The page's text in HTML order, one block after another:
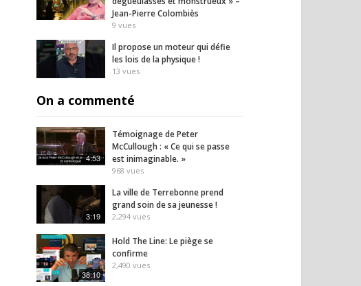
Jean-Pierre Colombiès
9 vues
Il propose un moteur qui défie
les lois de la physique !
13 vues
On a commenté
4:53
Témoignage de Peter
McCullough : « Ce qui se passe
est inimaginable. »
968 vues
3:19
La ville de Terrebonne prend
grand soin de sa jeunesse !
2,294 vues
38:10
Hold The Line: Le piège se
confirme
2,490 vues